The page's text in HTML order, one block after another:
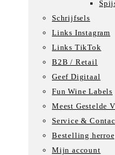
Schrijfsels
Links Instagram
Links TikTok
B2B / Retail
Geef Digitaal
Fun Wine Labels
Meest Gestelde
Service &
Bestelling
Mijn account